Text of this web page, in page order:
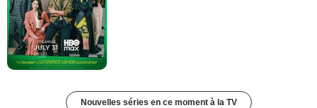
Nouvelles séries en ce moment à la TV